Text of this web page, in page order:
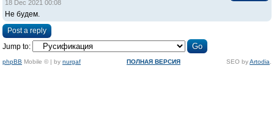
18 Dec 2021 00:08
Не будем.
Post a reply
Jump to:
phpBB Mobile © | by nurgaf SEO byArtodia
ПОЛНАЯ ВЕРСИЯ